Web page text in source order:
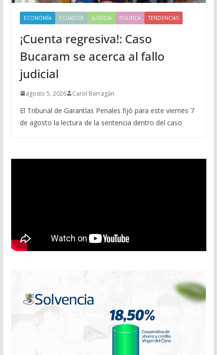
ECONOMÍA ECUADOR JUSTICIA POLITICA TENDENCIAS
¡Cuenta regresiva!: Caso
Bucaram se acerca al fallo
judicial
agosto 5, 2026 Carol Barragán
El Tribunal de Garantías Penales fijó para este viernes 7
de agosto la lectura de la sentencia dentro del caso